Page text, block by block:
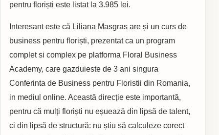
pentru floriști este listat la 3.985 lei.
Interesant este că Liliana Masgras are și un curs de
business pentru floriști, prezentat ca un program
complet si complex pe platforma Floral Business
Academy, care gazduieste de 3 ani singura
Conferinta de Business pentru Floristii din Romania,
in mediul online. Această direcție este importantă,
pentru că mulți floriști nu eșuează din lipsă de talent,
ci din lipsă de structură: nu știu să calculeze corect